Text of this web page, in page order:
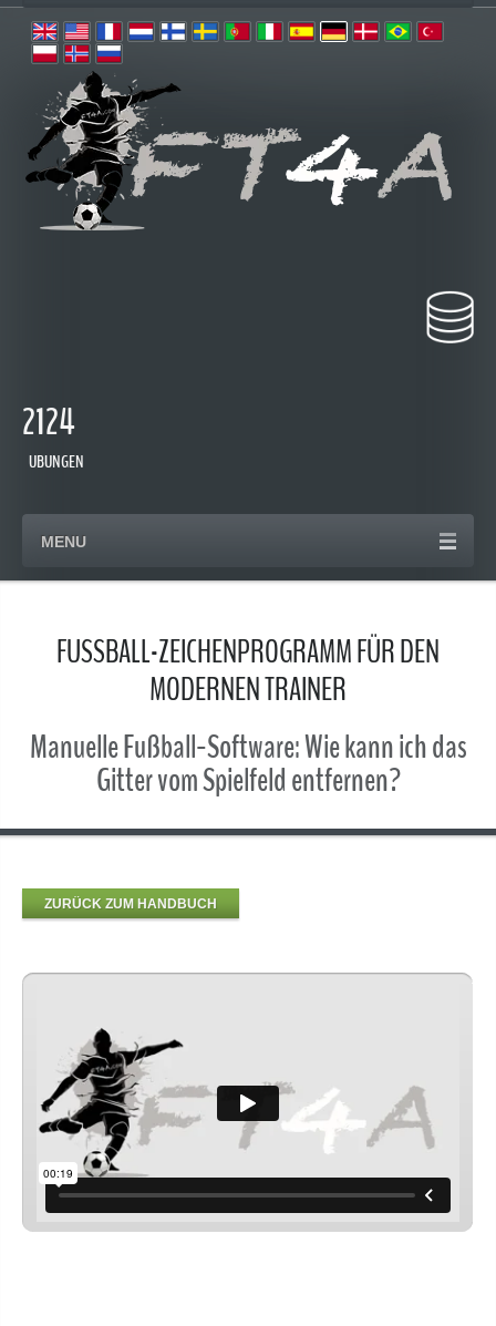
2124
UBUNGEN
MENU
FUSSBALL-ZEICHENPROGRAMM FÜR DEN
MODERNEN TRAINER
Manuelle Fußball-Software: Wie kann ich das
Gitter vom Spielfeld entfernen?
ZURÜCK ZUM HANDBUCH